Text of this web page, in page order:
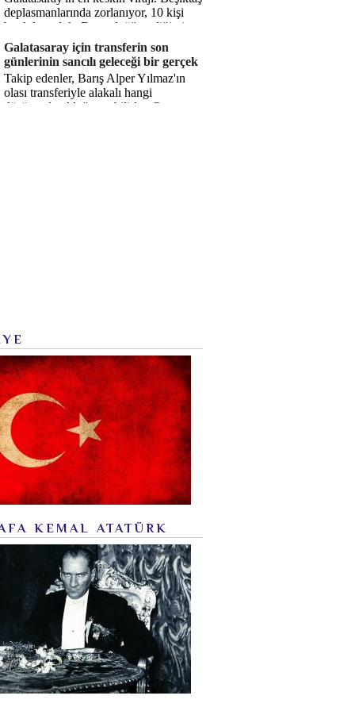
deplasmanlarında zorlanıyor, 10 kişi
bırakılıyorduk. Bu artık öğrendiğimiz
bir gerçek. Sane...
Galatasaray için transferin son
günlerinin sancılı geleceği bir gerçek
Takip edenler, Barış Alper Yılmaz'ın
olası transferiyle alakalı hangi
düşüncede olduğumu bilirler. O
KEMAL ATATÜRK